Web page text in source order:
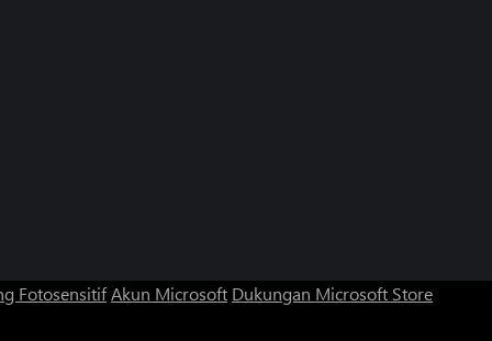
FotosensitifAkun Microsoft Dukungan Microsoft Store